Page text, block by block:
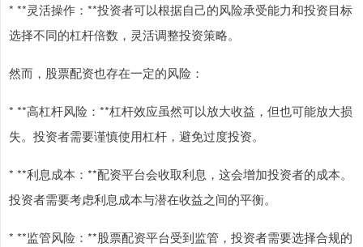
* **灵活操作：**投资者可以根据自己的风险承受能力和投资目标
选择不同的杠杆倍数，灵活调整投资策略。
然而，股票配资也存在一定的风险：
* **高杠杆风险：**杠杆效应虽然可以放大收益，但也可能放大损
失。投资者需要谨慎使用杠杆，避免过度投资。
* **利息成本：**配资平台会收取利息，这会增加投资者的成本。
投资者需要考虑利息成本与潜在收益之间的平衡。
* **监管风险：**股票配资平台受到监管，投资者需要选择合规的